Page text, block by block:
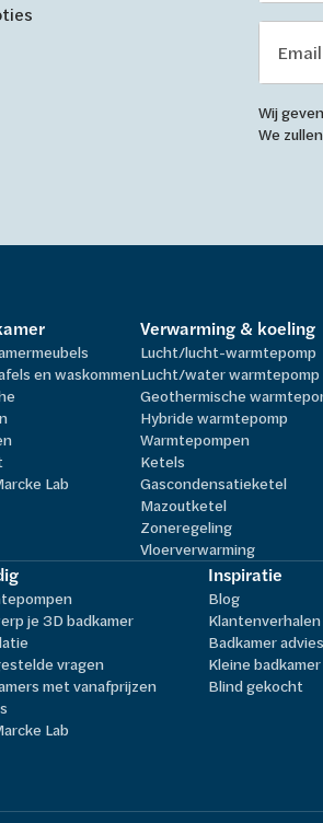
Email
Wij
We
en waskommen
Lab
Verwarming & koeling
Lucht/lucht-warmtepomp
Lucht/water warmtepomp
Geothermische
Hybride warmtepomp
Warmtepompen
Ketels
Gascondensatieketel
Mazoutketel
Zoneregeling
Vloerverwarming
je 3D badkamer
vragen
met vanafprijzen
Lab
Inspiratie
Blog
Klantenverhalen
Badkamer advies
Kleine
Blind gekocht